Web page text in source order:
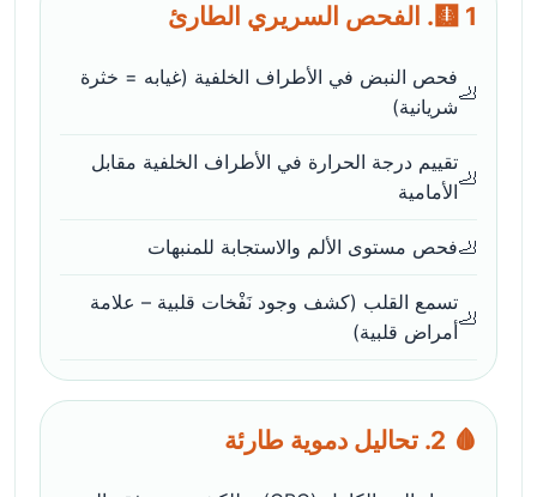
🩻 1. الفحص السريري الطارئ
فحص النبض في الأطراف الخلفية (غيابه = خثرة
شريانية)
تقييم درجة الحرارة في الأطراف الخلفية مقابل
الأمامية
فحص مستوى الألم والاستجابة للمنبهات
تسمع القلب (كشف وجود نَفْخات قلبية – علامة
أمراض قلبية)
🩸 2. تحاليل دموية طارئة